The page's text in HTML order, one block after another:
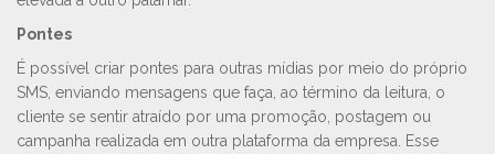
Pontes
É possível criar pontes para outras mídias por meio do próprio
SMS, enviando mensagens que faça, ao término da leitura, o
cliente se sentir atraído por uma promoção, postagem ou
campanha realizada em outra plataforma da empresa. Esse